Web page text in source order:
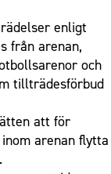
enligt
från arenan,
och
tillträdesförbud
att för
arenan flytta